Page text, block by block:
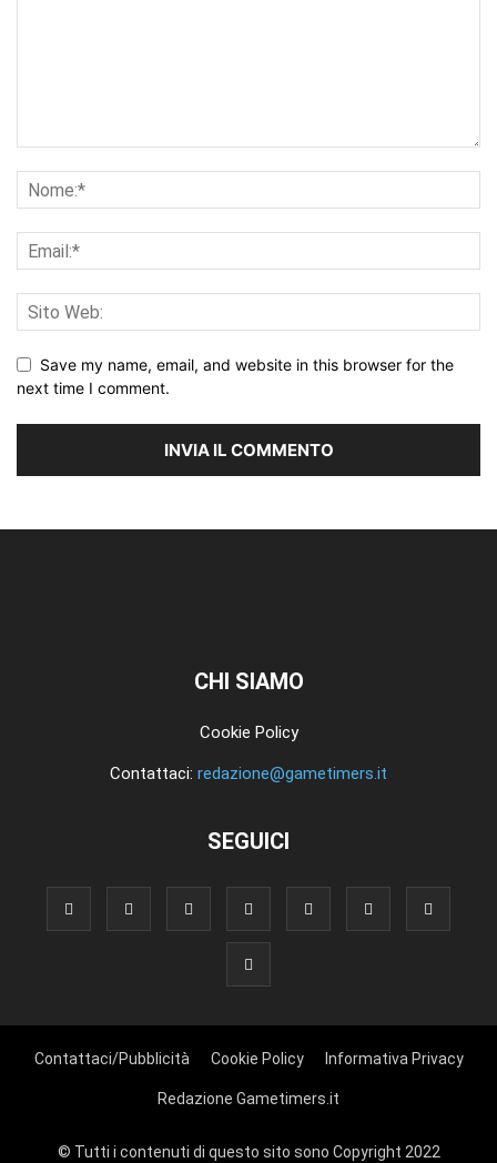
Save my name, email, and website in this browser for the
next time I comment.
CHI SIAMO
Cookie Policy
Contattaci: redazione@gametimers.it
SEGUICI
Contattaci/Pubblicità Cookie Policy Informativa Privacy
Redazione Gametimers.it
© Tutti i contenuti di questo sito sono Copyright 2022